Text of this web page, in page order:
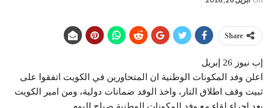
Share
إب نيوز 26 إبريل
اعلن وفد المكونات الوطنية ان المتحاورين في الكويت اتفقوا على
ثبيت وقف اطلاق النار، واخذ الوفد ضمانات دولية، ومن امير الكويت